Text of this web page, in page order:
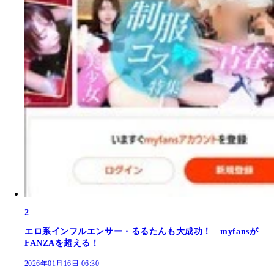
2
エロ系インフルエンサー・るるたんも大成功！ myfansが
FANZAを超える！
2026年01月16日 06:30